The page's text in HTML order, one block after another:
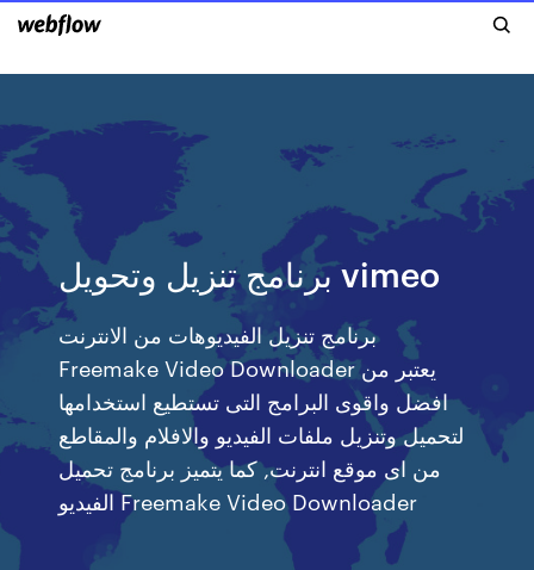
برنامج تنزيل وتحويل vimeo
برنامج تنزيل الفيديوهات من الانترنت
Freemake Video Downloader يعتبر من
افضل واقوى البرامج التى تستطيع استخدامها
لتحميل وتنزيل ملفات الفيديو والافلام والمقاطع
من اى موقع انترنت, كما يتميز برنامج تحميل
الفيديو Freemake Video Downloader